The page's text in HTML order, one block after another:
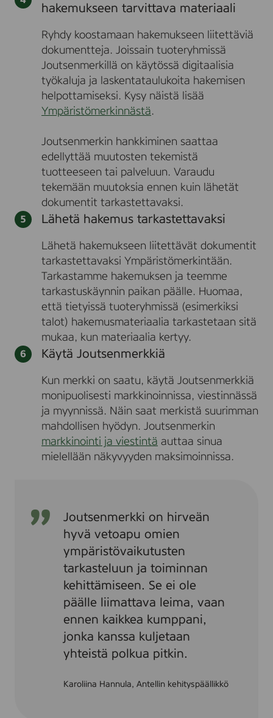
hakemukseen tarvittava materiaali
Ryhdy koostamaan hakemukseen liitettäviä
dokumentteja. Joissain tuoteryhmissä
Joutsenmerkillä on käytössä digitaalisia
työkaluja ja laskentataulukoita hakemisen
helpottamiseksi. Kysy näistä lisää
Ympäristömerkinnästä.
Joutsenmerkin hankkiminen saattaa
edellyttää muutosten tekemistä
tuotteeseen tai palveluun. Varaudu
tekemään muutoksia ennen kuin lähetät
dokumentit tarkastettavaksi.
Lähetä hakemus tarkastettavaksi
Lähetä hakemukseen liitettävät dokumentit
tarkastettavaksi Ympäristömerkintään.
Tarkastamme hakemuksen ja teemme
tarkastuskäynnin paikan päälle. Huomaa,
että tietyissä tuoteryhmissä (esimerkiksi
talot) hakemusmateriaalia tarkastetaan sitä
mukaa, kun materiaalia kertyy.
Käytä Joutsenmerkkiä
Kun merkki on saatu, käytä Joutsenmerkkiä
monipuolisesti markkinoinnissa, viestinnässä
ja myynnissä. Näin saat merkistä suurimman
mahdollisen hyödyn. Joutsenmerkin
markkinointi ja viestintä auttaa sinua
mielellään näkyvyyden maksimoinnissa.
Joutsenmerkki on hirveän
hyvä vetoapu omien
ympäristövaikutusten
tarkasteluun ja toiminnan
kehittämiseen. Se ei ole
päälle liimattava leima, vaan
ennen kaikkea kumppani,
jonka kanssa kuljetaan
yhteistä polkua pitkin.
Karoliina Hannula, Antellin kehityspäällikkö